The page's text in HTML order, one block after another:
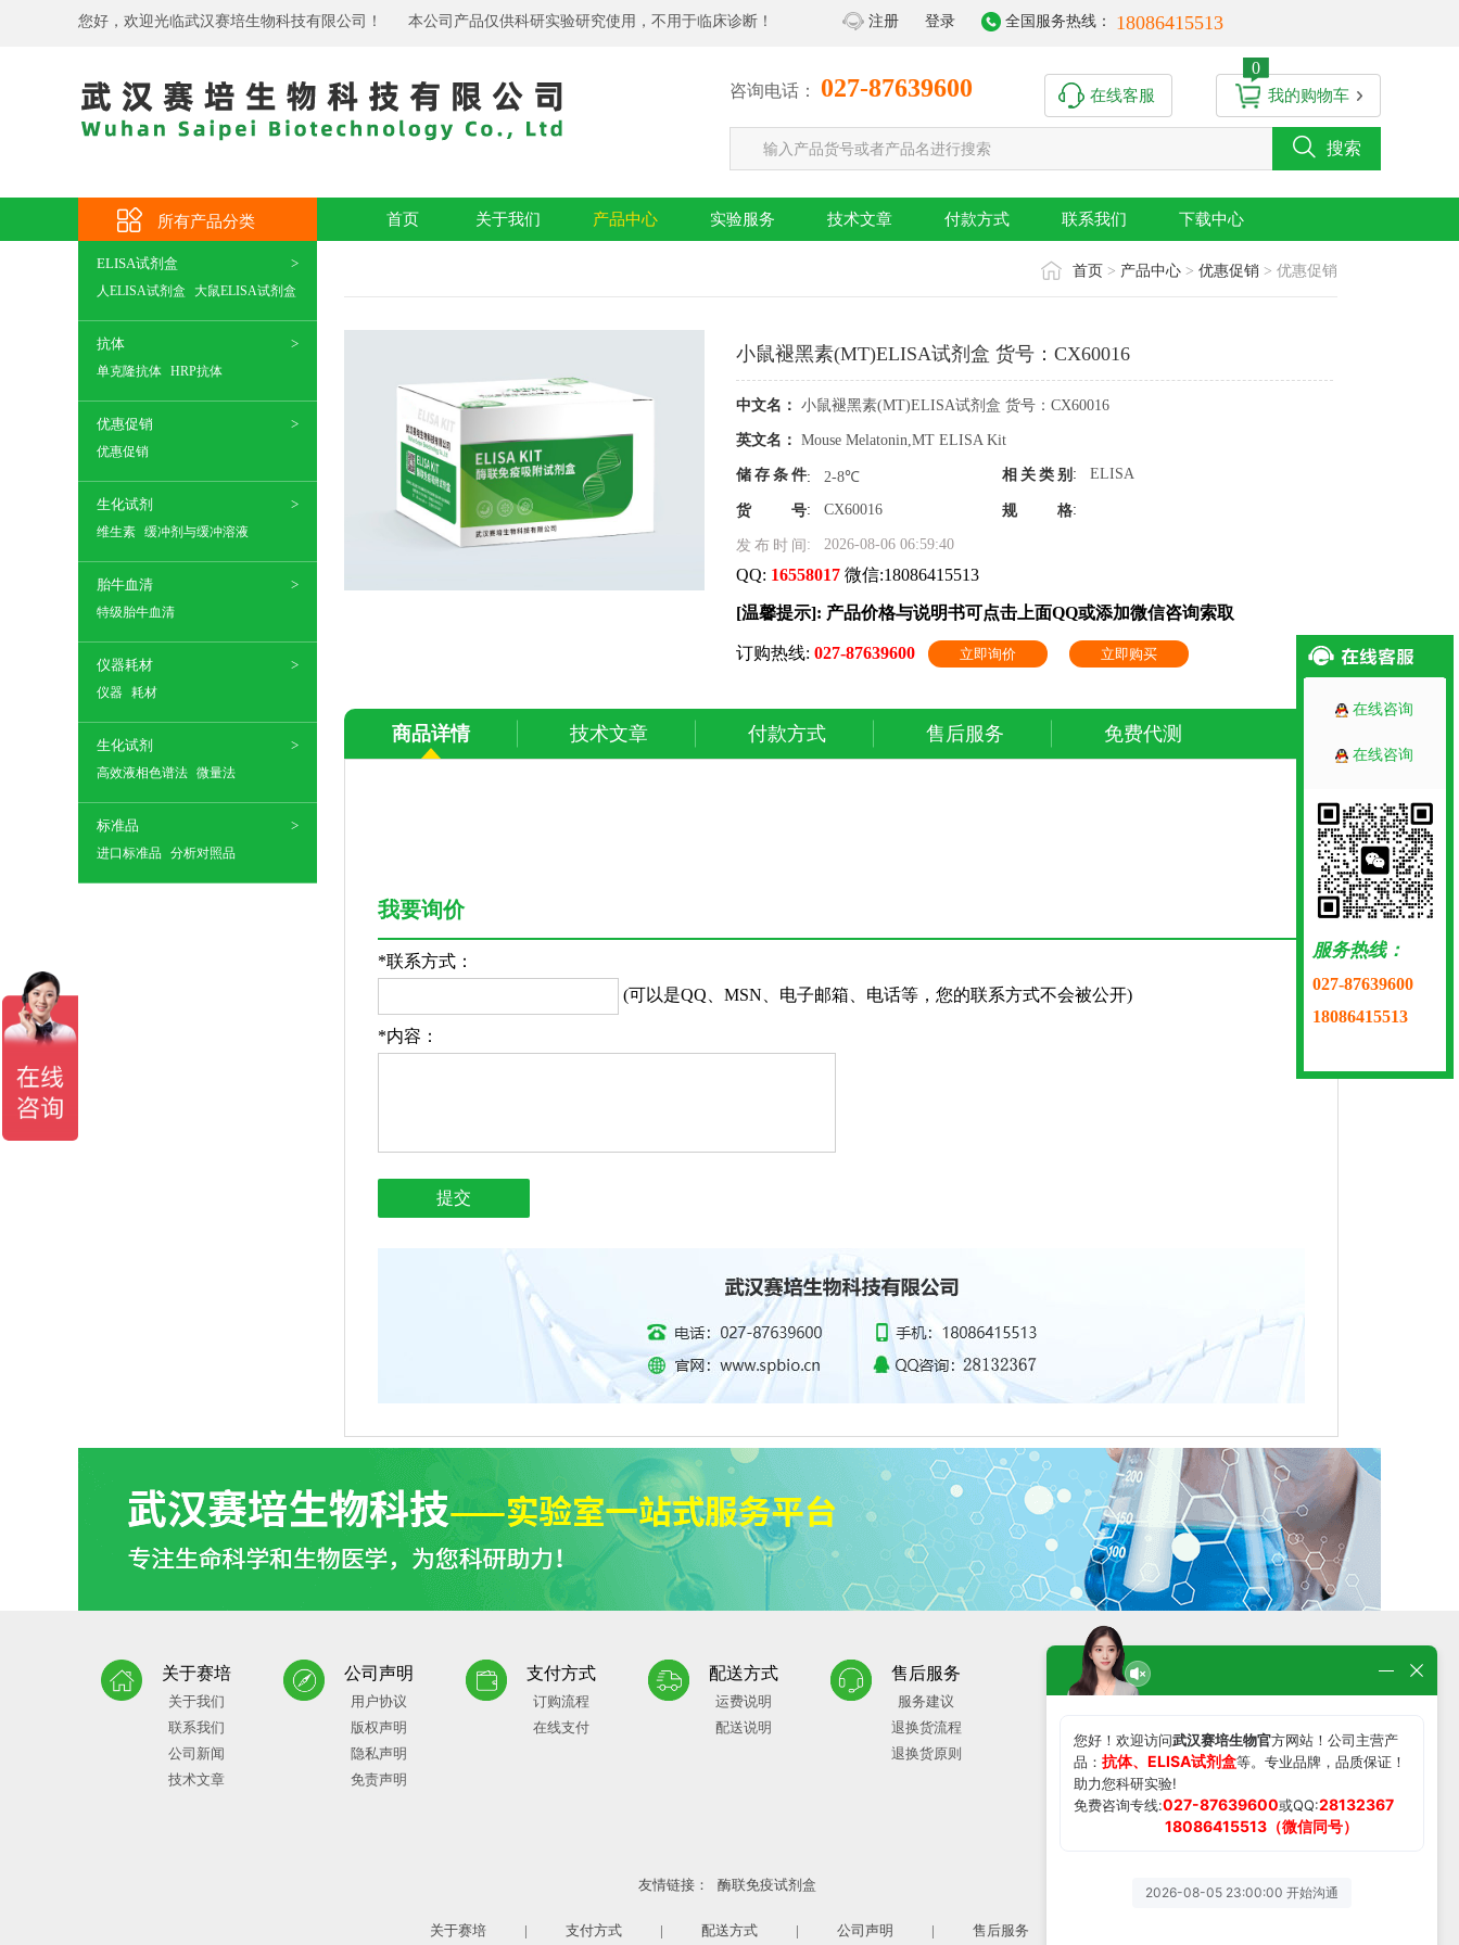
您好，欢迎光临武汉赛培生物科技有限公司！ 本公司产品仅供科研实验研究使用，不用于临床诊断！ 注册 登录 全国服务热线： 18086415513
咨询电话： 027-87639600
0
我的购物车
在线客服
搜索
所有产品分类
ELISA试剂盒
人ELISA试剂盒 大鼠ELISA试剂盒
抗体
单克隆抗体 HRP抗体
优惠促销
优惠促销
生化试剂
维生素 缓冲剂与缓冲溶液
胎牛血清
特级胎牛血清
仪器耗材
仪器 耗材
生化试剂
高效液相色谱法 微量法
标准品
进口标准品 分析对照品
首页 关于我们 产品中心 实验服务 技术文章 付款方式 联系我们 下载中心
首页 > 产品中心 > 优惠促销 > 优惠促销
小鼠褪黑素(MT)ELISA试剂盒 货号：CX60016
中文名： 小鼠褪黑素(MT)ELISA试剂盒 货号：CX60016
英文名： Mouse Melatonin,MT ELISA Kit
储存条件: 2-8℃ 相关类别 : ELISA
货号: CX60016 规格:
发布时间 : 2026-08-06 06:59:40
QQ: 16558017 微信:18086415513
[温馨提示]: 产品价格与说明书可点击上面QQ或添加微信咨询索取
订购热线: 027-87639600 立即询价 立即购买
商品详情 技术文章 付款方式 售后服务 免费代测
我要询价
*联系方式：
(可以是QQ、MSN、电子邮箱、电话等，您的联系方式不会被公开)
*内容：
提交
关于赛培
关于我们
联系我们
公司新闻
技术文章
公司声明
用户协议
版权声明
隐私声明
免责声明
支付方式
订购流程
在线支付
配送方式
运费说明
配送说明
售后服务
服务建议
退换货流程
退换货原则
在线留言
微信扫一扫了解更多产品
友情链接： 酶联免疫试剂盒
关于赛培 | 支付方式 | 配送方式 | 公司声明 | 售后服务
在线咨询
在线咨询
服务热线：
027-87639600
18086415513